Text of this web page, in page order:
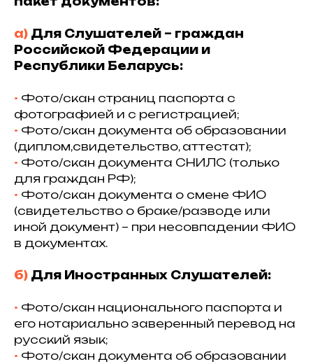
а) Для Слушателей – граждан
Российской Федерации и
Республики Беларусь:
•⁠ Фото/скан страниц паспорта с
фотографией и с регистрацией;
•⁠ Фото/скан документа об образовании
(диплом,свидетельство, аттестат);
•⁠ Фото/скан документа СНИЛС (только
для граждан РФ);
•⁠ Фото/скан документа о смене ФИО
(свидетельство о браке/разводе или
иной документ) – при несовпадении ФИО
в документах.
б) Для Иностранных Слушателей:
•⁠ Фото/скан национального паспорта и
его нотариально заверенный перевод на
русский язык;
•⁠ Фото/скан документа об образовании